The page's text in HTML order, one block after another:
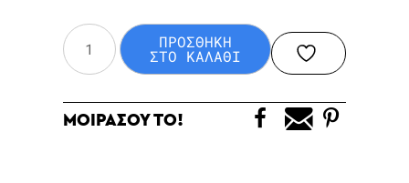
Set
of
two
,
couple
ΠΡΟΣΘΗΚΗ
ΣΤΟ ΚΑΛΑΘΙ
ΜΟΙΡΑΣΟΥ ΤΟ!